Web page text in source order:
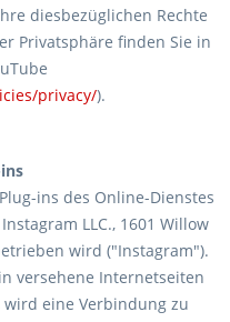
diesbezüglichen Rechte
Privatsphäre finden Sie in
privacy/).
ins des Online-Dienstes
LLC., 1601 Willow
wird ("Instagram").
versehene Internetseiten
eine Verbindung zu